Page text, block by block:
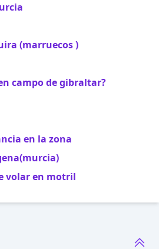
(marruecos )
campo de gibraltar?
en la zona
volar en motril